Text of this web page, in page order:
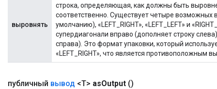
выровнять
строка, определяющая, как должны быть
соответственно. Существует четыре возможных
умолчанию), «LEFT_RIGHT», «LEFT_LEFT» и
супердиагонали вправо (дополняет строку
справа). Это формат упаковки, который
«LEFT_RIGHT», что является противоположным
публичный вывод <T> asOutput ()